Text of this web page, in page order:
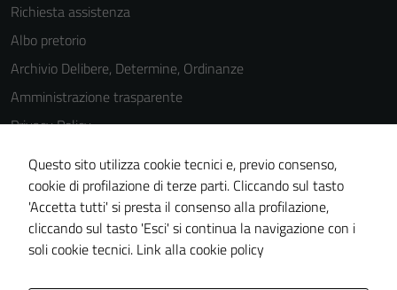
Richiesta assistenza
Albo pretorio
Archivio Delibere, Determine, Ordinanze
Amministrazione trasparente
Privacy Policy
Cookie Policy
Note legali
Dichiarazione di accessibilità
Piano di miglioramento del sito
Questo sito utilizza cookie tecnici e, previo consenso,
cookie di profilazione di terze parti. Cliccando sul tasto
'Accetta tutti' si presta il consenso alla profilazione,
cliccando sul tasto 'Esci' si continua la navigazione con i
soli cookie tecnici. Link alla cookie policy